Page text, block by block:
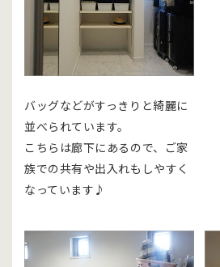
バッグなどがすっきりと綺麗に
並べられています。
こちらは廊下にあるので、ご家
族での共有や出入れもしやすく
なっています♪